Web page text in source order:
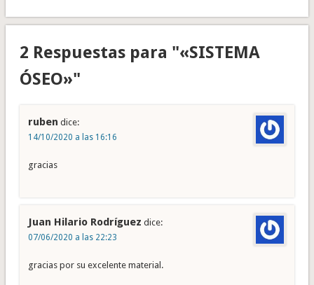
2 Respuestas para "«SISTEMA
ÓSEO»"
ruben dice:
14/10/2020 a las 16:16
gracias
Juan Hilario Rodríguez dice:
07/06/2020 a las 22:23
gracias por su excelente material.